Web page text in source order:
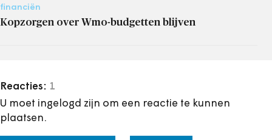
financiën
Kopzorgen over Wmo-budgetten blijven
Reacties: 1
U moet ingelogd zijn om een reactie te kunnen
plaatsen.